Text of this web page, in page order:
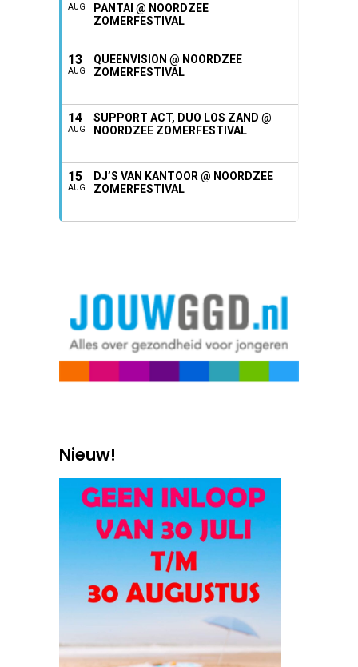
AUG
PANTAI @ NOORDZEE
ZOMERFESTIVAL
13
AUG
QUEENVISION @ NOORDZEE
ZOMERFESTIVAL
14
AUG
SUPPORT ACT, DUO LOS ZAND @
NOORDZEE ZOMERFESTIVAL
15
AUG
DJ’S VAN KANTOOR @ NOORDZEE
ZOMERFESTIVAL
Nieuw!